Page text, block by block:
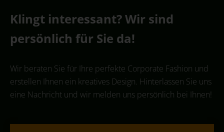
Klingt interessant? Wir sind
persönlich für Sie da!
Wir beraten Sie für Ihre perfekte Corporate Fashion und
erstellen Ihnen ein kreatives Design. Hinterlassen Sie uns
eine Nachricht und wir melden uns persönlich bei Ihnen!